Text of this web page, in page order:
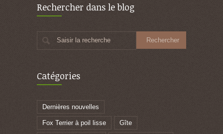
Rechercher dans le blog
Saisir la recherche
Catégories
Dernières nouvelles
Fox Terrier à poil lisse Gîte